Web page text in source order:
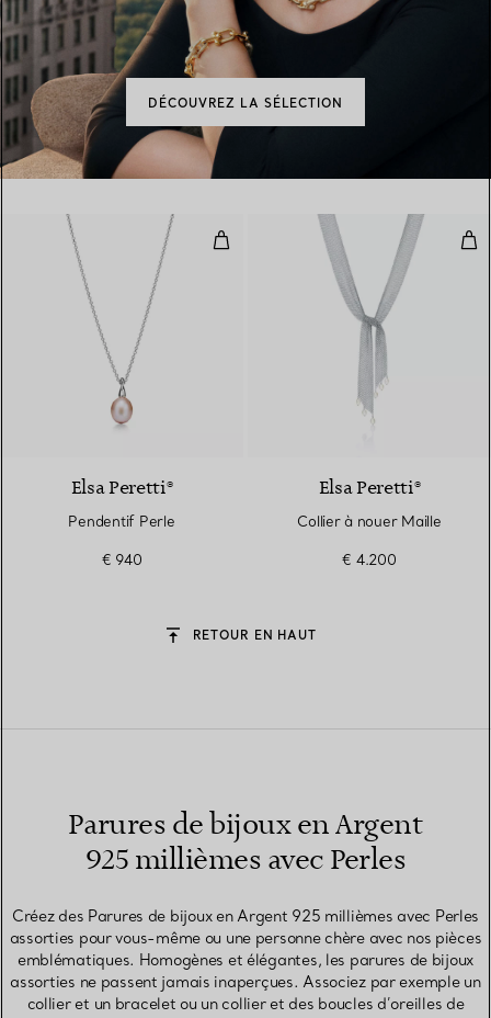
DÉCOUVREZ LA SÉLECTION
Pendentif Perle
Elsa Peretti®
Pendentif Perle
€ 940
Elsa Peretti®
Collier à nouer Maille
€ 4.200
RETOUR EN HAUT
Parures de bijoux en Argent
925 millièmes avec Perles
Créez des Parures de bijoux en Argent 925 millièmes avec Perles
assorties pour vous-même ou une personne chère avec nos pièces
emblématiques. Homogènes et élégantes, les parures de bijoux
assorties ne passent jamais inaperçues. Associez par exemple un
collier et un bracelet ou un collier et des boucles d’oreilles de